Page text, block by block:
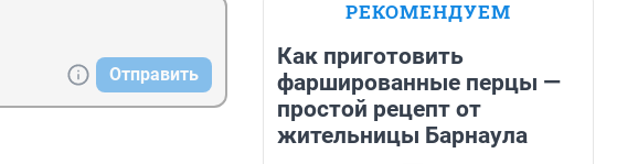
Отправить
РЕКОМЕНДУЕМ
Как приготовить
фаршированные перцы —
простой рецепт от
жительницы Барнаула